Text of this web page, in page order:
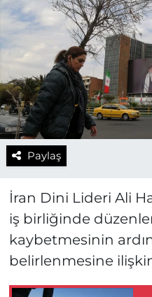
Paylaş
İran Dini Lideri Ali
iş birliğinde
kaybetmesinin
belirlenmesine